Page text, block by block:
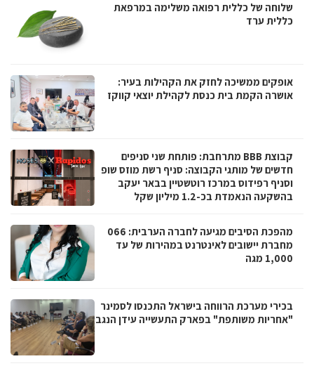
שלוחה של כללית רפואה משלימה במרפאת
כללית ערד
אופקים ממשיכה לחזק את הקהילות בעיר:
אושרה הקמת בית כנסת לקהילת יוצאי קווקז
קבוצת BBB מתרחבת: פותחת שני סניפים
חדשים של מותגי הקבוצה: סניף רשת מוזס שופ
וסניף רפידוס במרכז רוטשטיין בבאר יעקב
בהשקעה הנאמדת בכ-1.2 מיליון שקל
מהפכת הסיבים מגיעה לחברה הערבית: 066
מחברת יישובים לאינטרנט במהירות של עד
1,000 מגה
בכירי מערכת הרווחה בישראל התכנסו לסמינר
"אחריות משותפת" בפארק התעשייה עידן הנגב